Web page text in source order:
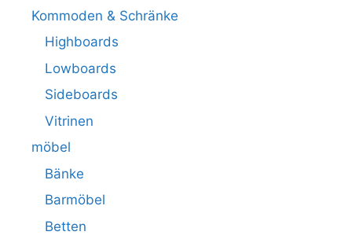
Kommoden & Schränke
Highboards
Lowboards
Sideboards
Vitrinen
möbel
Bänke
Barmöbel
Betten